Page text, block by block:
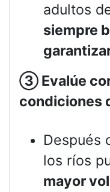
adultos
siempre
③ Evalúe
condiciones
Después
los ríos
mayor